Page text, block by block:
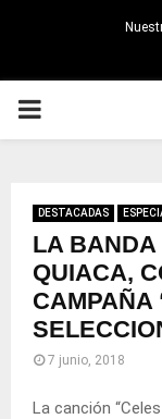
PRIMARY
DESTACADAS
LA BANDA
QUIACA,
CAMPAÑA
7 junio, 2018
La canción